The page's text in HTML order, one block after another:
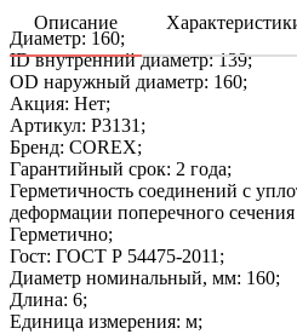
Описание
Диаметр: 160;
ID внутренний диаметр: 139;
OD наружный диаметр: 160;
Акция: Нет;
Артикул: P3131;
Бренд: COREX;
Гарантийный срок: 2 года;
Герметичность соединений с
деформации поперечного
Герметично;
Гост: ГОСТ Р 54475-2011;
Диаметр номинальный, мм: 160;
Длина: 6;
Единица измерения: м;